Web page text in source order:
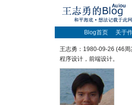
Blog首页 关于
王志勇：1980-09-26 (46周
程序设计，前端设计。